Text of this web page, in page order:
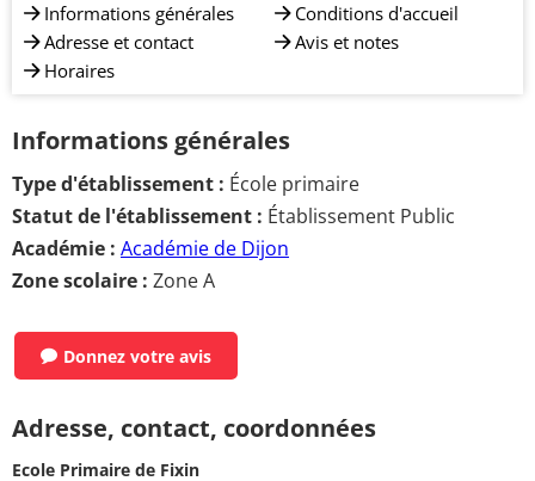
Informations générales
Adresse et contact
Horaires
Conditions d'accueil
Avis et notes
Informations générales
Type d'établissement : École primaire
Statut de l'établissement : Établissement Public
Académie : Académie de Dijon
Zone scolaire : Zone A
Donnez votre avis
Adresse, contact, coordonnées
Ecole Primaire de Fixin